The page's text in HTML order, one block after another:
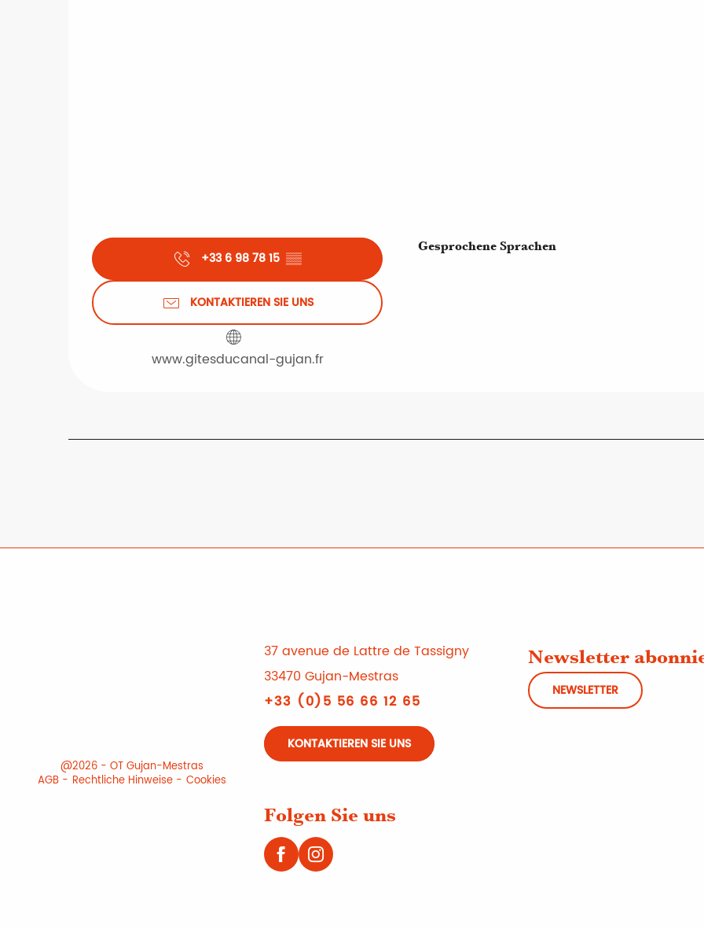
+33 6 98 78 15 ▒▒
KONTAKTIEREN SIE UNS
www.gitesducanal-gujan.fr
Gesprochene Sprachen
Gesprochene Sprachen
@2026 - OT Gujan-Mestras
AGB
Rechtliche Hinweise Cookies
37 avenue de Lattre de Tassigny
33470 Gujan-Mestras
+33 (0)5 56 66 12 65
KONTAKTIEREN SIE UNS
Folgen Sie uns
Newsletter
NEWSLETTER